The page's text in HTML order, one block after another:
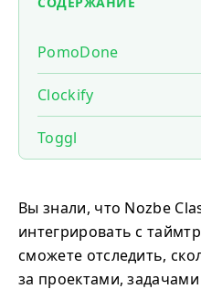
PomoDone
Clockify
Toggl
Вы знали, что Nozbe
интегрировать с
сможете отследить,
за проектами,